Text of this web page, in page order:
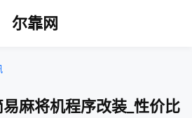
尔靠网
麻将机程序改装_性价比